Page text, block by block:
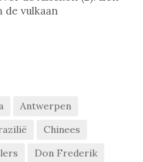
de vulkaan
Antwerpen
Chinees
Don Frederik